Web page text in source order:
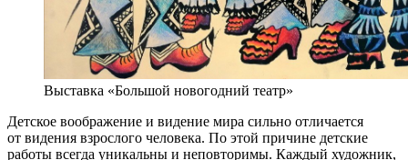
Выставка «Большой новогодний театр»
Детское воображение и видение мира сильно отличается
от видения взрослого человека. По этой причине детские
работы всегда уникальны и неповторимы. Каждый художник,